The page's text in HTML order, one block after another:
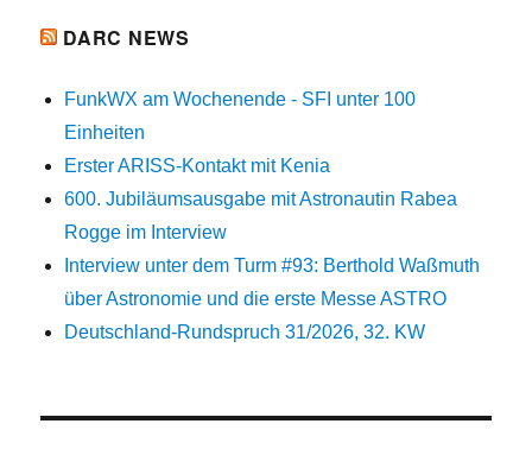
DARC NEWS
FunkWX am Wochenende - SFI unter 100
Einheiten
Erster ARISS-Kontakt mit Kenia
600. Jubiläumsausgabe mit Astronautin Rabea
Rogge im Interview
Interview unter dem Turm #93: Berthold Waßmuth
über Astronomie und die erste Messe ASTRO
Deutschland-Rundspruch 31/2026, 32. KW